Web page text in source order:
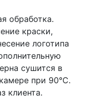
обработка.
краски,
логотипа
сушится в
при 90°С.
клиента.